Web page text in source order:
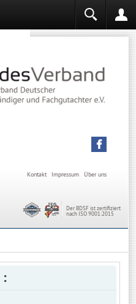
Über uns
Impressum
Kontakt
Der BDSF ist zertifiziert
nach ISO 9001:2015
: